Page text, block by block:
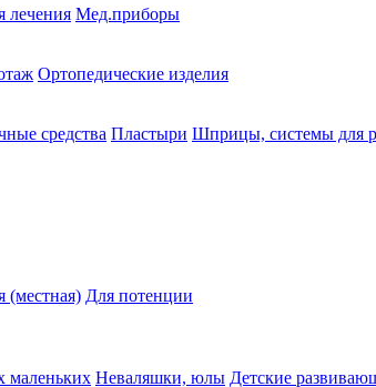
лечения Мед.приборы
Ортопедические изделия
средства Пластыри Шприцы, системы для
(местная) Для потенции
маленьких Неваляшки, юлы Детские